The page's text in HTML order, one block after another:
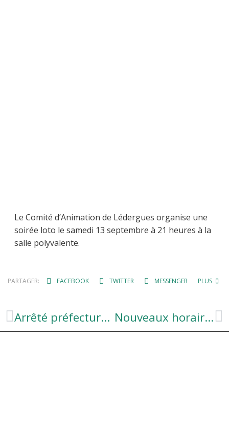
Le Comité d’Animation de Lédergues organise une
soirée loto le samedi 13 septembre à 21 heures à la
salle polyvalente.
PARTAGER: FACEBOOK TWITTER MESSENGER PLUS
Arrêté préfecture – restriction prélèvement eau Nouveaux horaires secrétariat de mairie